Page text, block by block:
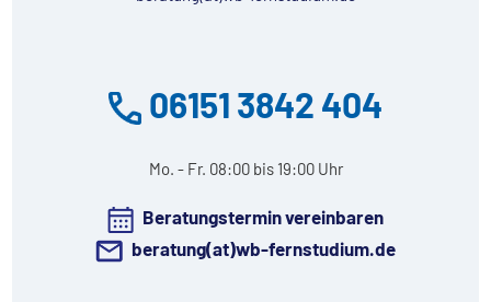
06151 3842 404
Mo. - Fr. 08:00 bis 19:00 Uhr
Beratungstermin vereinbaren
beratung(at)wb-fernstudium.de